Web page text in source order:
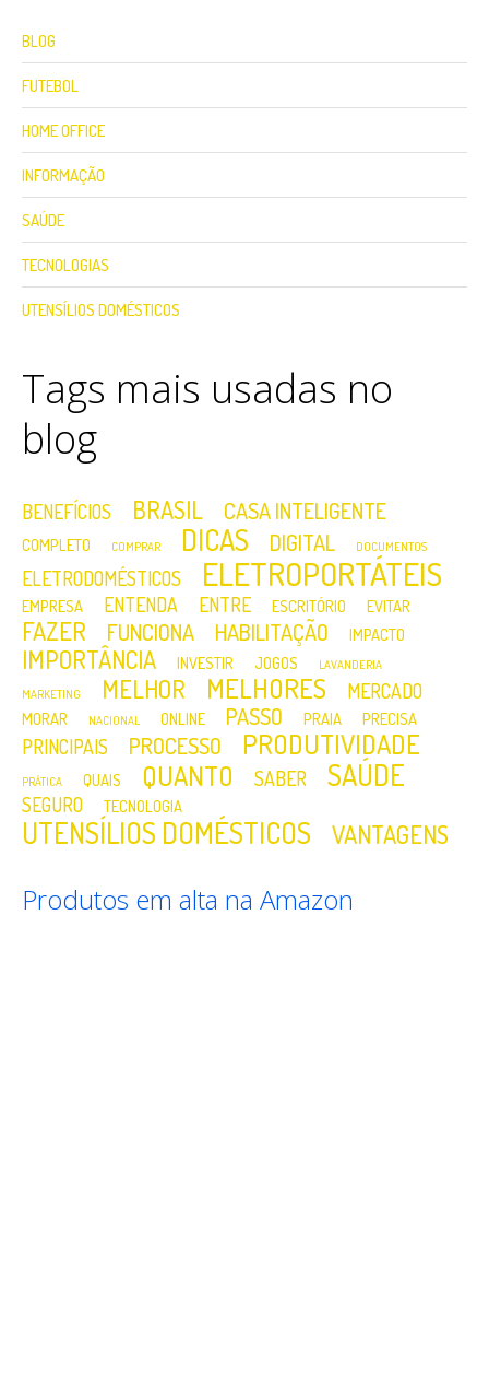
BLOG
FUTEBOL
HOME OFFICE
INFORMAÇÃO
SAÚDE
TECNOLOGIAS
UTENSÍLIOS DOMÉSTICOS
Tags mais usadas no
blog
BENEFÍCIOS BRASIL CASA INTELIGENTE
COMPLETO COMPRAR DICAS DIGITAL DOCUMENTOS
ELETRODOMÉSTICOS ELETROPORTÁTEIS
EMPRESA ENTENDA ENTRE ESCRITÓRIO EVITAR
FAZER FUNCIONA HABILITAÇÃO IMPACTO
IMPORTÂNCIA INVESTIR JOGOS
LAVANDERIA
MARKETING
MELHOR MELHORES MERCADO
MORAR NACIONAL ONLINE PASSO PRAIA PRECISA
PRINCIPAIS PROCESSO PRODUTIVIDADE
PRÁTICA QUAIS QUANTO SABER SAÚDE
SEGURO TECNOLOGIA
UTENSÍLIOS DOMÉSTICOS VANTAGENS
Produtos em alta na Amazon